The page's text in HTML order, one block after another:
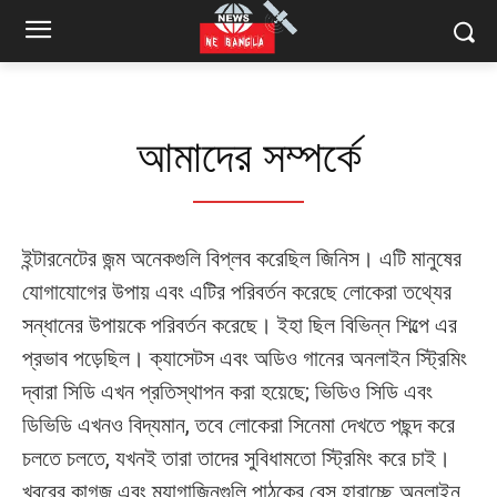
আমাদের সম্পর্কে
ইন্টারনেটের জন্ম অনেকগুলি বিপ্লব করেছিল জিনিস। এটি মানুষের
যোগাযোগের উপায় এবং এটির পরিবর্তন করেছে লোকেরা তথ্যের
সন্ধানের উপায়কে পরিবর্তন করেছে। ইহা ছিল বিভিন্ন শিল্পে এর
প্রভাব পড়েছিল। ক্যাসেটস এবং অডিও গানের অনলাইন স্ট্রিমিং
দ্বারা সিডি এখন প্রতিস্থাপন করা হয়েছে; ভিডিও সিডি এবং
ডিভিডি এখনও বিদ্যমান, তবে লোকেরা সিনেমা দেখতে পছন্দ করে
চলতে চলতে, যখনই তারা তাদের সুবিধামতো স্ট্রিমিং করে চাই।
খবরের কাগজ এবং ম্যাগাজিনগুলি পাঠকের বেস হারাচ্ছে অনলাইন